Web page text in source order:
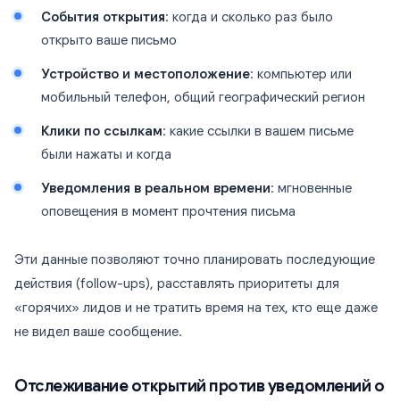
События открытия: когда и сколько раз было
открыто ваше письмо
Устройство и местоположение: компьютер или
мобильный телефон, общий географический регион
Клики по ссылкам: какие ссылки в вашем письме
были нажаты и когда
Уведомления в реальном времени: мгновенные
оповещения в момент прочтения письма
Эти данные позволяют точно планировать последующие
действия (follow-ups), расставлять приоритеты для
«горячих» лидов и не тратить время на тех, кто еще даже
не видел ваше сообщение.
Отслеживание открытий против уведомлений о